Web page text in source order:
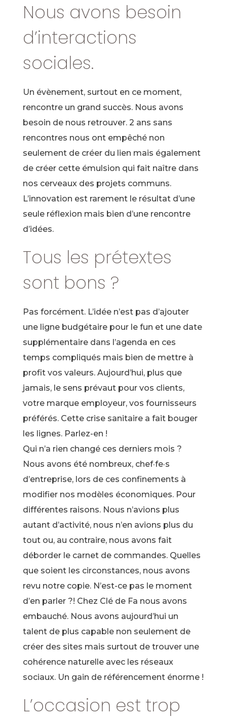
Nous avons besoin
d’interactions
sociales.
Un évènement, surtout en ce moment,
rencontre un grand succès. Nous avons
besoin de nous retrouver. 2 ans sans
rencontres nous ont empêché non
seulement de créer du lien mais également
de créer cette émulsion qui fait naître dans
nos cerveaux des projets communs.
L’innovation est rarement le résultat d’une
seule réflexion mais bien d’une rencontre
d’idées.
Tous les prétextes
sont bons ?
Pas forcément. L’idée n’est pas d’ajouter
une ligne budgétaire pour le fun et une date
supplémentaire dans l’agenda en ces
temps compliqués mais bien de mettre à
profit vos valeurs. Aujourd’hui, plus que
jamais, le sens prévaut pour vos clients,
votre marque employeur, vos fournisseurs
préférés. Cette crise sanitaire a fait bouger
les lignes. Parlez-en !
Qui n’a rien changé ces derniers mois ?
Nous avons été nombreux, chef·fe·s
d’entreprise, lors de ces confinements à
modifier nos modèles économiques. Pour
différentes raisons. Nous n’avions plus
autant d’activité, nous n’en avions plus du
tout ou, au contraire, nous avons fait
déborder le carnet de commandes. Quelles
que soient les circonstances, nous avons
revu notre copie. N’est-ce pas le moment
d’en parler ?! Chez Clé de Fa nous avons
embauché. Nous avons aujourd’hui un
talent de plus capable non seulement de
créer des sites mais surtout de trouver une
cohérence naturelle avec les réseaux
sociaux. Un gain de référencement énorme !
L’occasion est trop